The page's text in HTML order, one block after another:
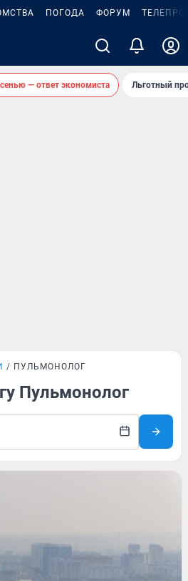
ПОГОДА ФОРУМ
— ответ экономиста Льготный
ПУЛЬМОНОЛОГ
Пульмонолог